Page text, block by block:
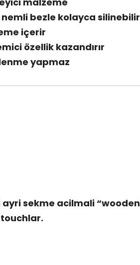
bezle kolayca silinebilir
içerir
özellik kazandırır
yapmaz
sekme acilmali